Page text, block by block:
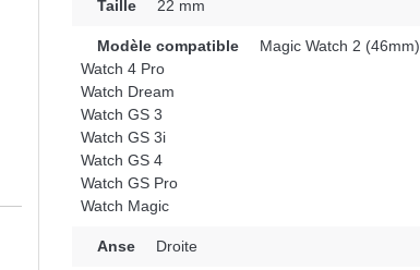
Taille 22 mm
Modèle compatible
Magic Watch 2 (46mm)
Watch 4 Pro
Watch Dream
Watch GS 3
Watch GS 3i
Watch GS 4
Watch GS Pro
Watch Magic
Anse Droite